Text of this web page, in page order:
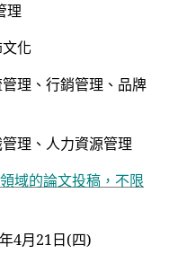
理
化
理、行銷管理、品牌
理、人力資源管理
域的論文投稿，不限
4月21日(四)